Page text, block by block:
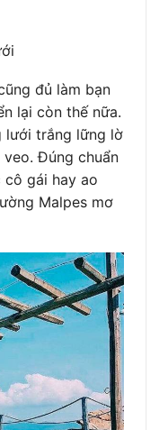
đủ làm bạn
lại còn thế nữa.
lưới trắng lững lờ
Đúng chuẩn
cô gái hay ao
Malpes mơ